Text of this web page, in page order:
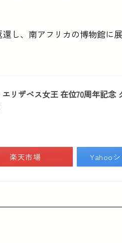
還し、南アフリカの博物館に
リザベス女王 在位70周年記念
楽天市場 Yahoo